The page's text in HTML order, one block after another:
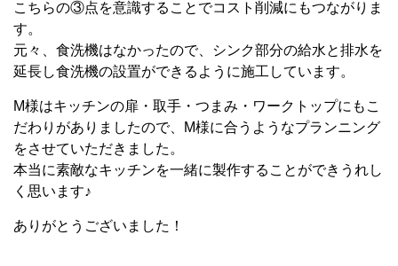
こちらの③点を意識することでコスト削減にもつながりま
す。
元々、食洗機はなかったので、シンク部分の給水と排水を
延長し食洗機の設置ができるように施工しています。
M様はキッチンの扉・取手・つまみ・ワークトップにもこ
だわりがありましたので、M様に合うようなプランニング
をさせていただきました。
本当に素敵なキッチンを一緒に製作することができうれし
く思います♪
ありがとうございました！